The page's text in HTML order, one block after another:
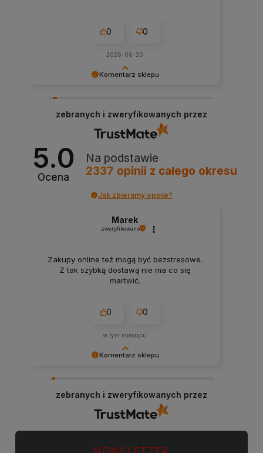
Komentarz sklepu
Doceniamy czas i wysiłek włożony w podzielenie
się z nami Twoimi doświadczeniami. Do
0 0
2026-06-20
zebranych i zweryfikowanych przez
5.0
Ocena
Na podstawie
2337 opinii z całego okresu
Jak zbieramy opinie?
Komentarz sklepu
jak Ty. Z pozdrowieniami, obsługa sklepu.
Marek
zweryfikowano
Zakupy online też mogą być bezstresowe.
Z tak szybką dostawą nie ma co się
martwić.
0 0
w tym miesiącu
zebranych i zweryfikowanych przez